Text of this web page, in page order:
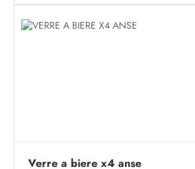
Verre a biere x4 anse